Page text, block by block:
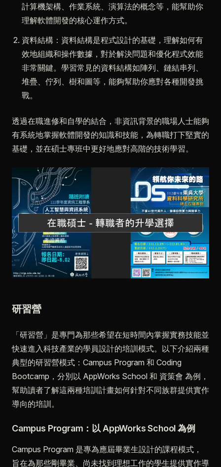
計算機架構、作業系統、演算法的概念等，能幫助你
理解軟體開發的核心運作方式。
資料結構：資料結構是程式設計的基礎，理解如何有
效地組織和操作數據，對於解決問題和優化程式效能
非常關鍵。學習常見的資料結構如陣列、鏈結串列、
堆疊、佇列、樹和圖等，能夠幫助你應對各種開發挑
戰。
透過在職進修和自學的結合，非資訊背景的職場人士能夠
有系統地掌握軟體開發的知識和技能，為轉職打下堅實的
基礎，並在碩士專班中更好地應對高階的技術學習。
研習營
「研習營」是專門為那些希望在短時間內掌握實務技能並
快速進入科技產業的學員設計的培訓模式。以下介紹兩種
典型的研習營模式：Campus Program 和 Coding
Bootcamp，分別以 AppWorks School 和 資策會 為例，
幫助讀者了解這兩種培訓計畫如何針對不同族群提供實作
導向的培訓。
Campus Program：以 AppWorks School 為例
Campus Program 是專為應屆畢業生設計的課程模式，
旨在為那些剛畢業、尚未找到理想工作的學生提供實作導